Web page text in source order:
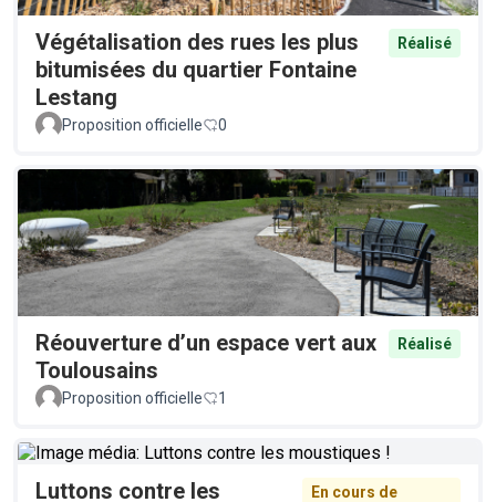
Végétalisation des rues les plus
bitumisées du quartier Fontaine
Lestang
Réalisé
Proposition officielle 0
Réouverture d’un espace vert aux
Toulousains
Réalisé
Proposition officielle 1
Luttons contre les En cours de